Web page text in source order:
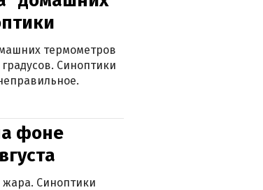
термометров
Синоптики
фоне
жара. Синоптики